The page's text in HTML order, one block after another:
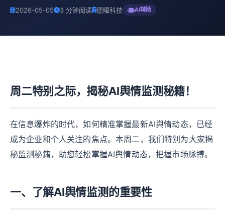
2026-05-05 3 分钟阅读 德曜科技 AI辅助
周二特别之际，揭秘AI舆情监测秘籍！
在信息爆炸的时代，如何精准掌握最新AI舆情动态，已经
成为企业和个人关注的焦点。本周二，我们特别为大家揭
秘监测秘籍，助您轻松掌握AI舆情动态，把握市场脉搏。
一、了解AI舆情监测的重要性